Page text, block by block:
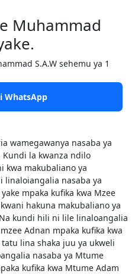
Muhammad
S.A.W sehemu ya 1
WhatsApp
wamegawanya nasaba ya
la kwanza ndilo
kwa makubaliano ya
linaloiangalia nasaba ya
mpaka kufika kwa Mzee
hakuna makubaliano ya
kundi hili ni lile linaloangalia
Adnan mpaka kufika kwa
lina shaka juu ya ukweli
nasaba ya Mtume
kufika kwa Mtume Adam